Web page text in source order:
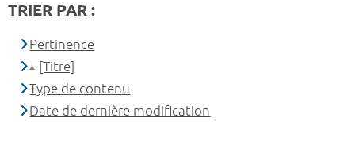
TRIER PAR :
Pertinence
[Titre]
Type de contenu
Date de dernière modification